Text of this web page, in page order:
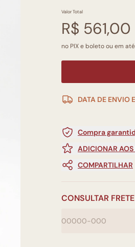
Valor Total
R$ 561,00
no PIX e boleto ou em até
DATA DE ENVIO
Compra
ADICIONAR AOS
COMPARTILHAR
CONSULTAR FRETE